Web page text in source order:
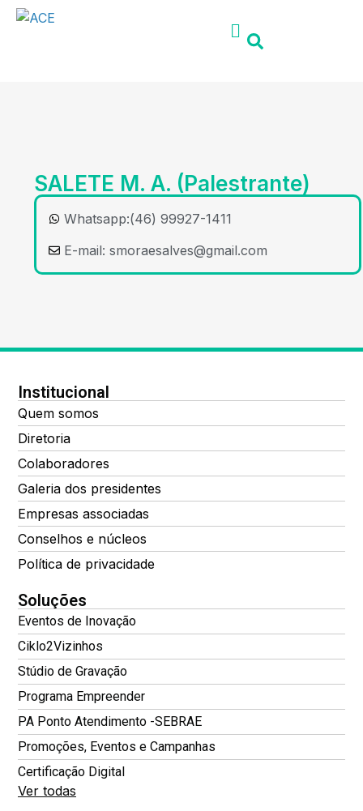
SALETE M. A. (Palestrante)
Whatsapp:(46) 99927-1411
E-mail: smoraesalves@gmail.com
Institucional
Quem somos
Diretoria
Colaboradores
Galeria dos presidentes
Empresas associadas
Conselhos e núcleos
Política de privacidade
Soluções
Eventos de Inovação
Ciklo2Vizinhos
Stúdio de Gravação
Programa Empreender
PA Ponto Atendimento -SEBRAE
Promoções, Eventos e Campanhas
Certificação Digital
Ver todas